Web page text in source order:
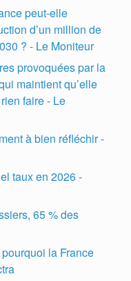
peut-elle
d’un million de
? - Le Moniteur
provoquées par la
maintient qu’elle
faire - Le
à bien réfléchir -
taux en 2026 -
65 % des
la France